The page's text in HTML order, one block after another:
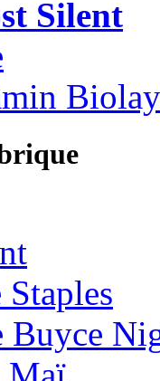
Silent
Biolay
Buyce